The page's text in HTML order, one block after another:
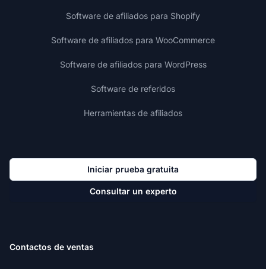
Software de afiliados para Shopify
Software de afiliados para WooCommerce
Software de afiliados para WordPress
Software de referidos
Herramientas de afiliados
Iniciar prueba gratuita
Consultar un experto
Contactos de ventas